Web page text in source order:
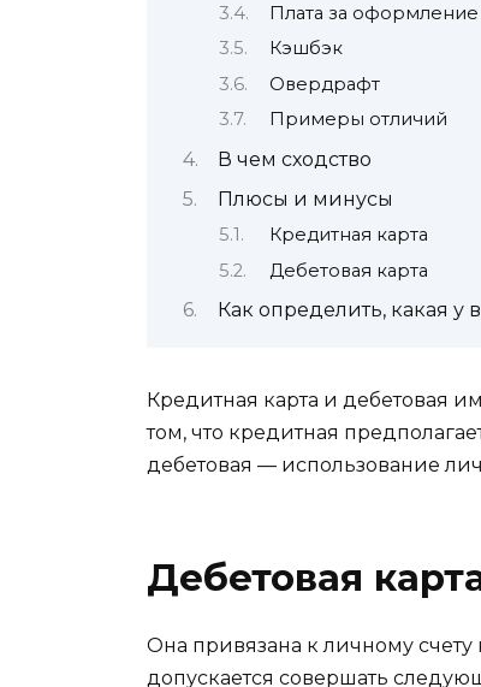
Плата за
Кэшбэк
Овердрафт
Примеры отличий
В чем сходство
Плюсы и минусы
Кредитная карта
Дебетовая карта
Как определить, какая у
Кредитная карта и дебетовая
том, что кредитная
дебетовая — использование
Дебетовая
Она привязана к личному счету
допускается совершать